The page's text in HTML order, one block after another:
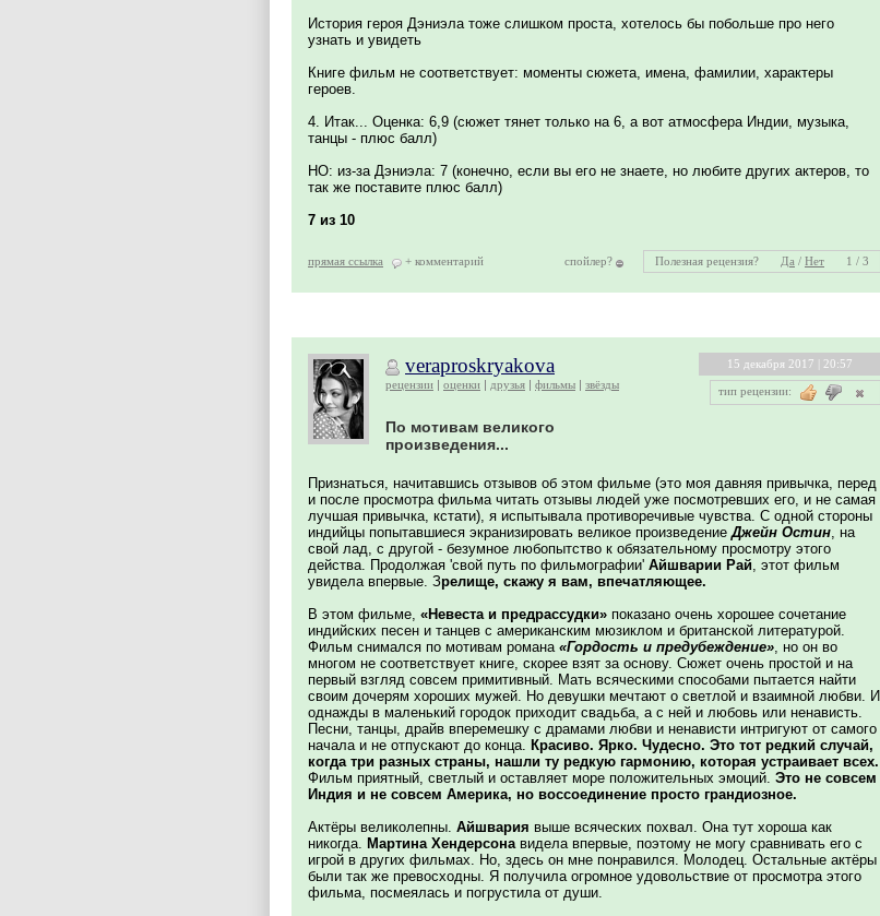
История героя Дэниэла тоже слишком проста, хотелось бы побольше про него
узнать и увидеть
Книге фильм не соответствует: моменты сюжета, имена, фамилии, характеры
героев.
4. Итак... Оценка: 6,9 (сюжет тянет только на 6, а вот атмосфера Индии, музыка,
танцы - плюс балл)
НО: из-за Дэниэла: 7 (конечно, если вы его не знаете, но любите других актеров, то
так же поставите плюс балл)
7 из 10
прямая ссылка + комментарий Полезная рецензия?
спойлер? Да / Нет 1 / 3
veraproskryakova
рецензии оценки друзья фильмы звёзды
По мотивам великого
произведения...
Признаться, начитавшись отзывов об этом фильме (это моя давняя привычка, перед
и после просмотра фильма читать отзывы людей уже посмотревших его, и не самая
лучшая привычка, кстати), я испытывала противоречивые чувства. С одной стороны
индийцы попытавшиеся экранизировать великое произведениеДжейн Остин, на
свой лад, с другой - безумное любопытство к обязательному просмотру этого
действа. Продолжая 'свой путь по фильмографии' Айшварии Рай, этот фильм
увидела впервые. Зрелище, скажу я вам, впечатляющее.
В этом фильме, «Невеста и предрассудки» показано очень хорошее сочетание
индийских песен и танцев с американским мюзиклом и британской литературой.
Фильм снимался по мотивам романа «Гордость и предубеждение», но он во
многом не соответствует книге, скорее взят за основу. Сюжет очень простой и на
первый взгляд совсем примитивный. Мать всяческими способами пытается найти
своим дочерям хороших мужей. Но девушки мечтают о светлой и взаимной любви. И
однажды в маленький городок приходит свадьба, а с ней и любовь или ненависть.
Песни, танцы, драйв вперемешку с драмами любви и ненависти интригуют от самого
начала и не отпускают до конца. Красиво. Ярко. Чудесно. Это тот редкий случай,
когда три разных страны, нашли ту редкую гармонию, которая устраивает всех.
Фильм приятный, светлый и оставляет море положительных эмоций. Это не совсем
Индия и не совсем Америка, но воссоединение просто грандиозное.
Актёры великолепны. Айшвария выше всяческих похвал. Она тут хороша как
никогда. Мартина Хендерсонавидела впервые, поэтому не могу сравнивать его с
игрой в других фильмах. Но, здесь он мне понравился. Молодец. Остальные актёры
были так же превосходны. Я получила огромное удовольствие от просмотра этого
фильма, посмеялась и погрустила от души.
15 декабря 2017 | 20:57
тип рецензии: